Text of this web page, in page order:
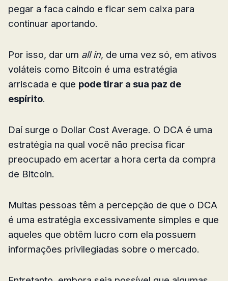
pegar a faca caindo e ficar sem caixa para
continuar aportando.
Por isso, dar um all in, de uma vez só, em ativos
voláteis como Bitcoin é uma estratégia
arriscada e que pode tirar a sua paz de
espírito.
Daí surge o Dollar Cost Average. O DCA é uma
estratégia na qual você não precisa ficar
preocupado em acertar a hora certa da compra
de Bitcoin.
Muitas pessoas têm a percepção de que o DCA
é uma estratégia excessivamente simples e que
aqueles que obtêm lucro com ela possuem
informações privilegiadas sobre o mercado.